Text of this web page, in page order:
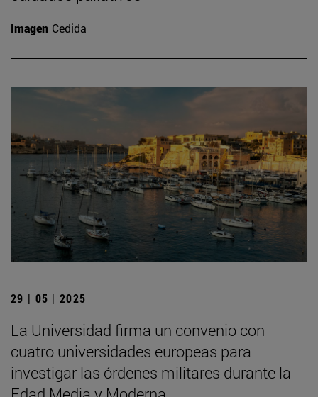
Imagen Cedida
29 | 05 | 2025
La Universidad firma un convenio con
cuatro universidades europeas para
investigar las órdenes militares durante la